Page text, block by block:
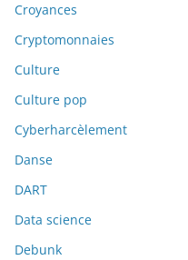
Croyances
Cryptomonnaies
Culture
Culture pop
Cyberharcèlement
Danse
DART
Data science
Debunk